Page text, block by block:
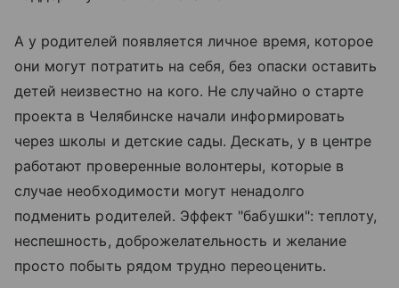
А у родителей появляется личное время, которое
они могут потратить на себя, без опаски оставить
детей неизвестно на кого. Не случайно о старте
проекта в Челябинске начали информировать
через школы и детские сады. Дескать, у в центре
работают проверенные волонтеры, которые в
случае необходимости могут ненадолго
подменить родителей. Эффект "бабушки": теплоту,
неспешность, доброжелательность и желание
просто побыть рядом трудно переоценить.